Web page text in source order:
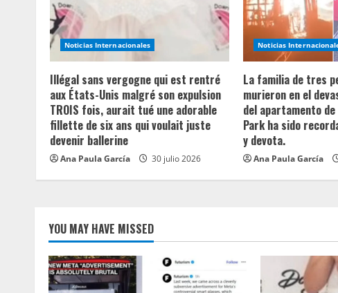
R
e
a
d
i
n
Noticias Internacionales
Illégal sans vergogne qui est rentré
aux États-Unis malgré son expulsion
TROIS fois, aurait tué une adorable
fillette de six ans qui voulait juste
devenir ballerine
Ana Paula García 30 julio 2026
Noticias
La familia de tres
murieron en el
del apartamento de
Park ha sido
y devota.
Ana Paula García
YOU MAY HAVE MISSED